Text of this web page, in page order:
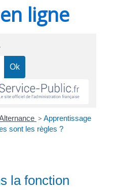
ligne
> Apprentissage
sont les règles ?
la fonction